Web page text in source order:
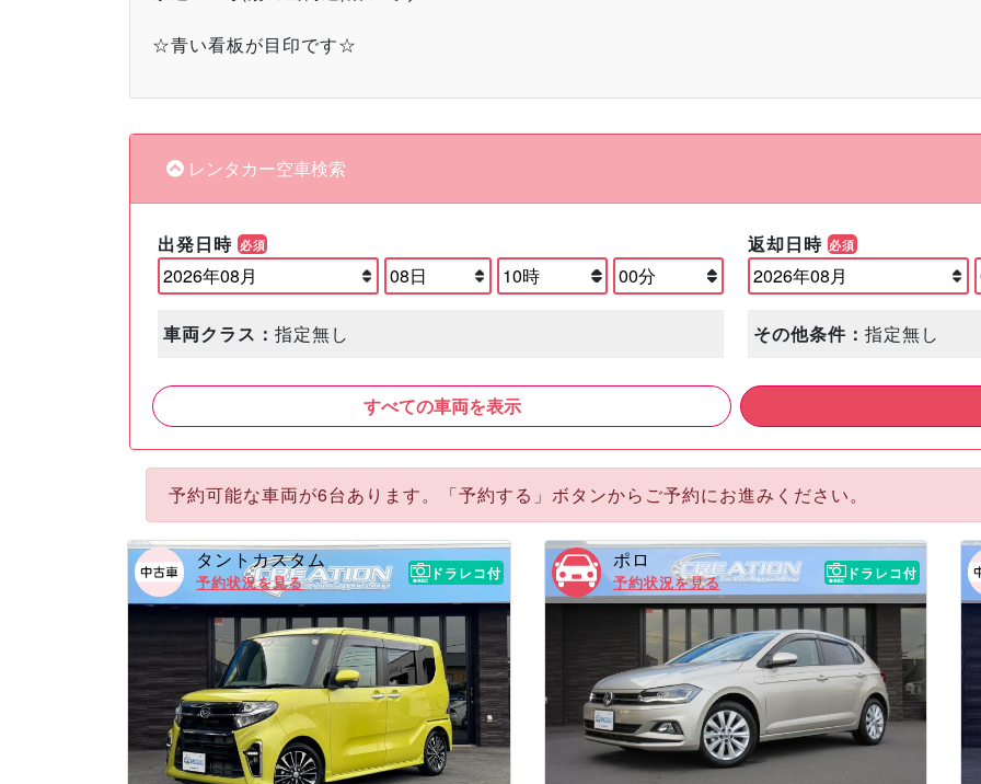
☆青い看板が目印です☆
レンタカー空車検索
出発日時 必須 返却日時 必須
車両クラス： 指定無し その他条件： 指定無し
すべての車両を表示
予約可能な車両が6台あります。「予約する」ボタンからご予約にお進みください。
タントカスタム
予約状況を見る
ドラレコ付
ポロ
予約状況を見る
ドラレコ付